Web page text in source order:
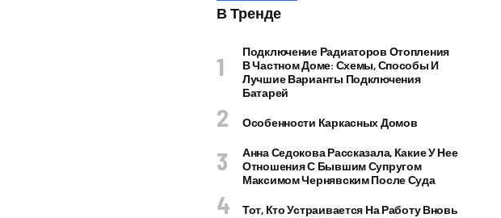
В Тренде
Подключение Радиаторов Отопления
В Частном Доме: Схемы, Способы И
Лучшие Варианты Подключения
Батарей
Особенности Каркасных Домов
Анна Седокова Рассказала, Какие У Нее
Отношения С Бывшим Супругом
Максимом Чернявским После Суда
Тот, Кто Устраивается На Работу Вновь